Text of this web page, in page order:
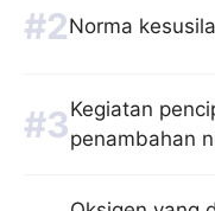
Norma
Kegiatan
penambahan